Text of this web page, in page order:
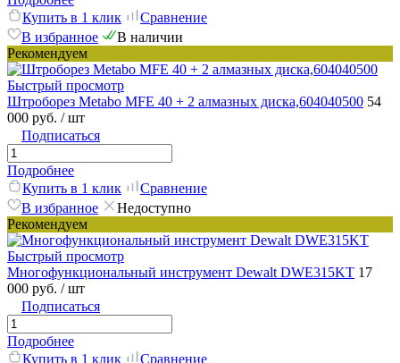
Купить в 1 клик
Сравнение
В избранное
В наличии
Рекомендуем
Быстрый просмотр
Штроборез Metabo MFE 40 + 2 алмазных диска,604040500 54
000 руб. / шт
Подписаться
Подробнее
Купить в 1 клик
Сравнение
В избранное
Недоступно
Рекомендуем
Быстрый просмотр
Многофункциональный инструмент Dewalt DWE315KT 17
000 руб. / шт
Подписаться
Подробнее
Купить в 1 клик
Сравнение